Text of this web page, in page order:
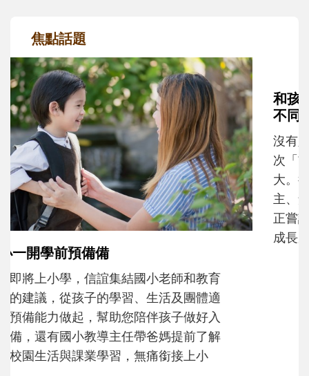
焦點話題
和孩子一起長大的那個男人│讀懂父親的
不同模樣
沒有人天生就擅長當爸爸！男人總是在一次
次「前所未有」的體驗中，跟著孩子一起長
大。從給予安全感的肢體遊戲，到獨立自
主、角色認同及解決問題的能力養成。爸爸